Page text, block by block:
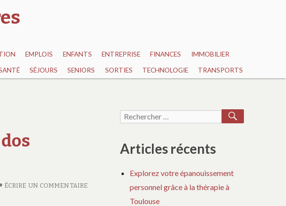
EMPLOIS ENFANTS ENTREPRISE FINANCES IMMOBILIER
SÉJOURS SENIORS SORTIES TECHNOLOGIE TRANSPORTS
ÉCRIRE UN COMMENTAIRE
Recherche
Articles récents
Explorez votre épanouissement
personnel grâce à la thérapie à
Toulouse